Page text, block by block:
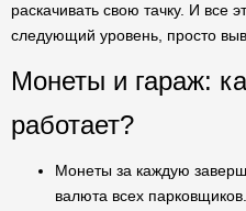
раскачивать свою тачку. И все
следующий уровень, просто
Монеты и гараж:
работает?
Монеты за каждую
валюта всех парковщиков.